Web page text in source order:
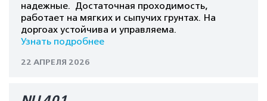
надежные. Достаточная проходимость,
работает на мягких и сыпучих грунтах. На
доргоах устойчива и управляема.
Узнать подробнее
22 АПРЕЛЯ 2026